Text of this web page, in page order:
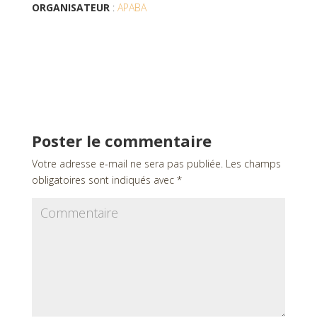
ORGANISATEUR : APABA
Poster le commentaire
Votre adresse e-mail ne sera pas publiée.Les champs
obligatoires sont indiqués avec *